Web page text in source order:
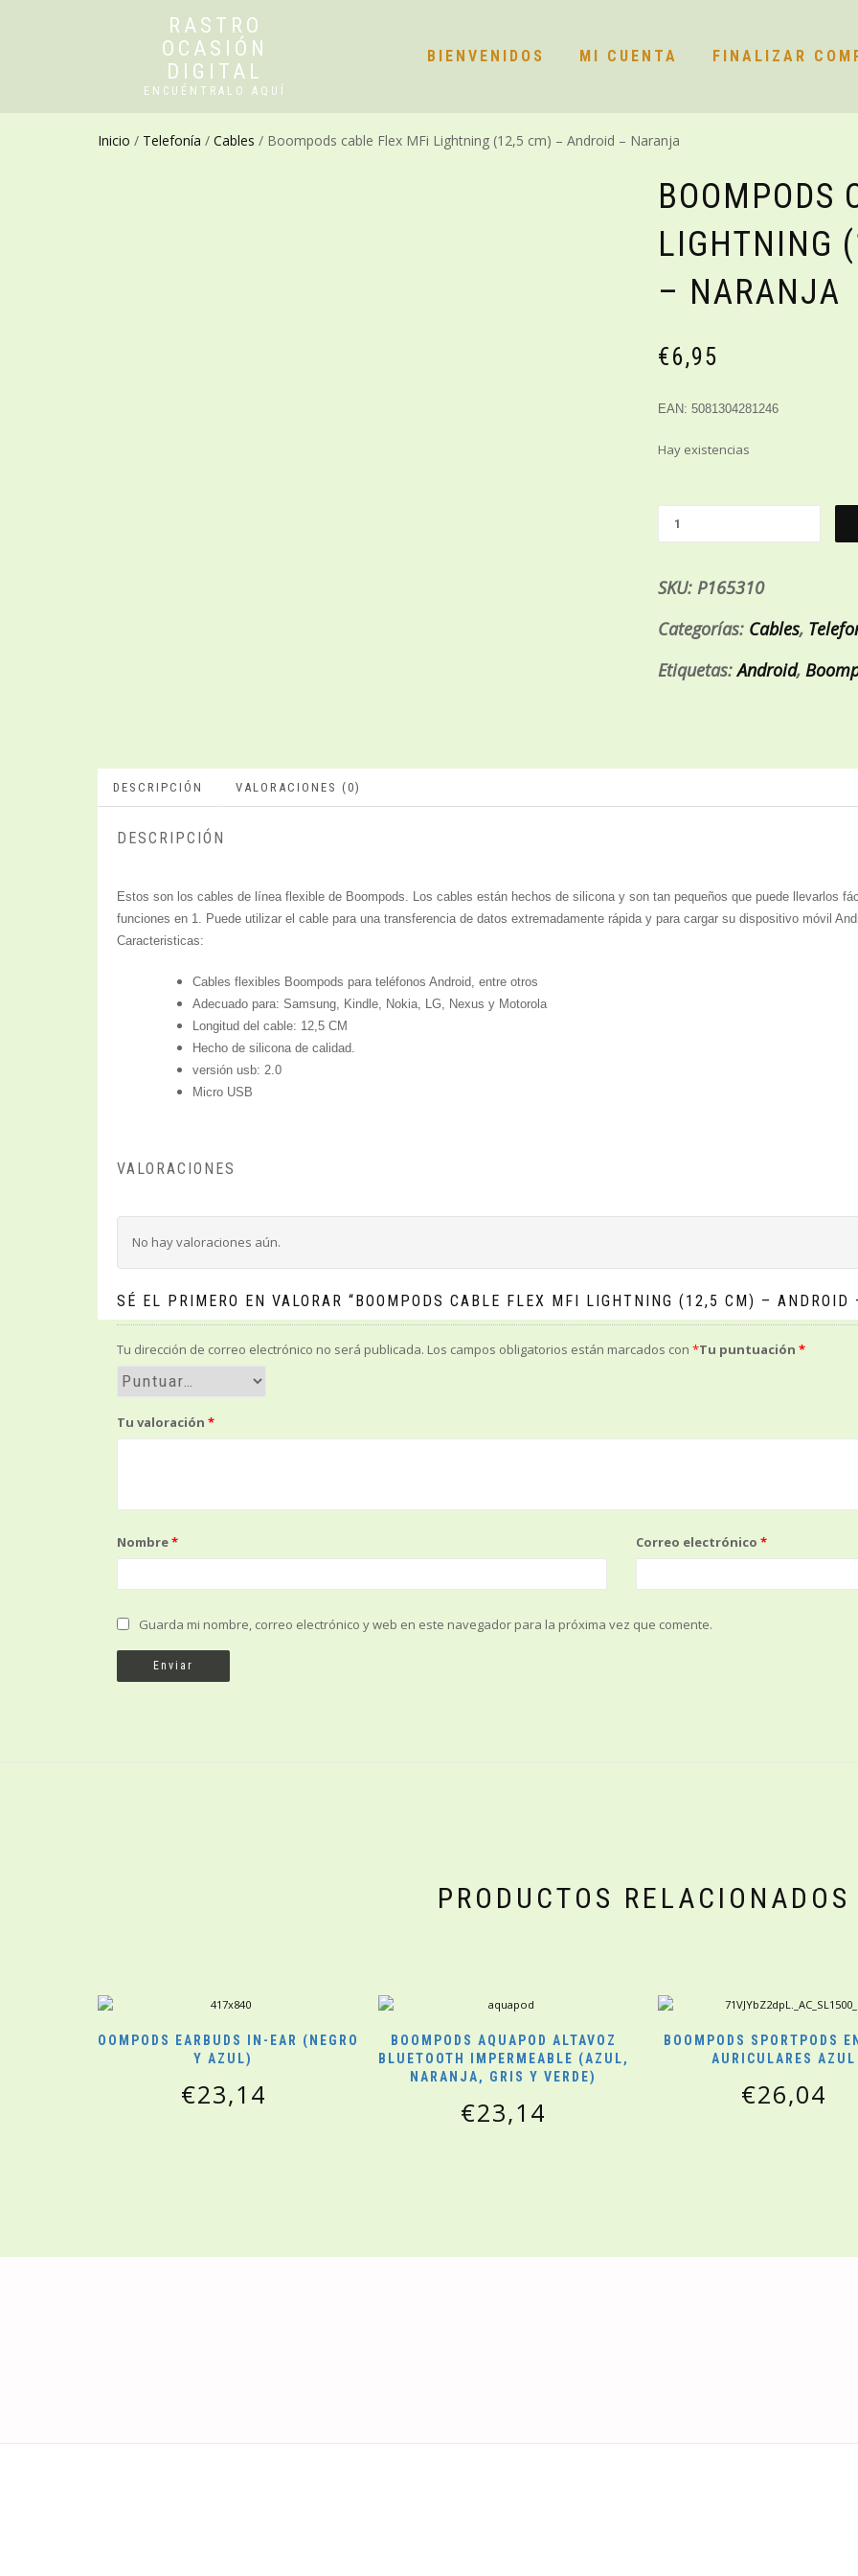
RASTRO
OCASIÓN
DIGITAL
ENCUÉNTRALO AQUÍ
BIENVENIDOS MI CUENTA FINALIZAR
Inicio / Telefonía / Cables / Boompods cable Flex MFi Lightning (12,5 cm) – Android – Naranja
BOOMPODS
LIGHTNING
– NARANJA
€6,95
EAN: 5081304281246
Hay existencias
SKU: P165310
Categorías: Cables,
Etiquetas:Android,
DESCRIPCIÓN VALORACIONES (0)
DESCRIPCIÓN
Estos son los cables de línea flexible de Boompods. Los cables están hechos de silicona y son tan pequeños que puede llevarlos
funciones en 1. Puede utilizar el cable para una transferencia de datos extremadamente rápida y para cargar su dispositivo móvil
Caracteristicas:
Cables flexibles Boompods para teléfonos Android, entre otros
Adecuado para: Samsung, Kindle, Nokia, LG, Nexus y Motorola
Longitud del cable: 12,5 CM
Hecho de silicona de calidad.
versión usb: 2.0
Micro USB
VALORACIONES
No hay valoraciones aún.
SÉ EL PRIMERO EN VALORAR “BOOMPODS CABLE FLEX MFI LIGHTNING (12,5 CM) – ANDROID
Tu dirección de correo electrónico no será publicada. Los campos obligatorios están marcados con *Tu puntuación *
Tu valoración *
Nombre* Correo electrónico*
Guarda mi nombre, correo electrónico y web en este navegador para la próxima vez que comente.
PRODUCTOS RELACIONADOS
BOOMPODS EARBUDS IN-EAR (NEGRO
Y AZUL)
€23,14
BOOMPODS AQUAPOD ALTAVOZ
BLUETOOTH IMPERMEABLE (AZUL,
NARANJA, GRIS Y VERDE)
€23,14
BOOMPODS SPORTPODS
AURICULARES AZUL
€26,04